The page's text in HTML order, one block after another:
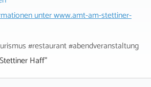
unterwww.amt-am-stettiner-
#restaurant #abendveranstaltung
Haff"